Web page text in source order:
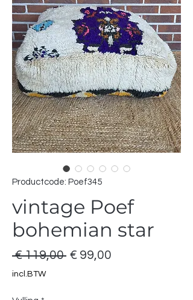
Productcode: Poef345
vintage Poef
bohemian star
€ 119,00 Normale
€ 99,00
incl.BTW